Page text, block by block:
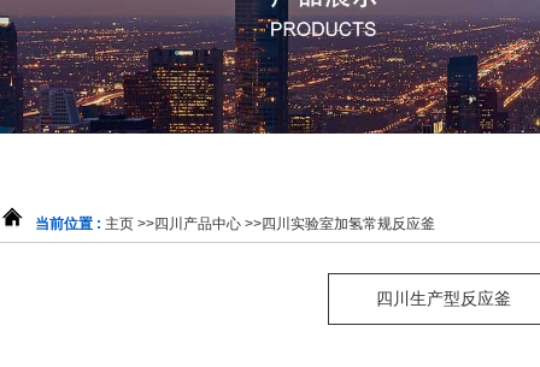
当前位置 : 主页 >>四川产品中心 >>四川实验室加氢常规反应釜
四川生产型反应釜